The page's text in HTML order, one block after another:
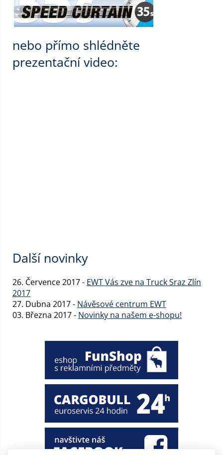
nebo přímo shlédněte
prezentační video:
Další novinky
26. Července 2017 - EWT Vás zve na Truck Sraz Zlín
2017
27. Dubna 2017 - Návěsové centrum EWT
03. Března 2017 - Novinky na našem e-shopu!